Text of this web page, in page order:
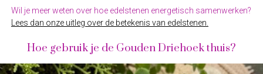
Wil je meer weten over hoe edelstenen energetisch samenwerken?
Lees dan onze uitleg over de betekenis van edelstenen.
Hoe gebruik je de Gouden Driehoek thuis?